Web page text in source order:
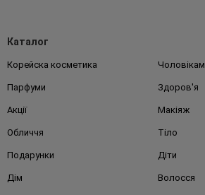
Каталог
Корейска косметика Чоловікам
Парфуми Здоров'я
Акції Макіяж
Обличчя Тіло
Подарунки Діти
Дім Волосся